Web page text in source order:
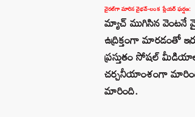
వైరల్‌గా మారిన వైభవ్-లంక ప్లేయర్ ఘర్షణ:
మ్యాచ్ ముగిసిన వెంటనే
ఉద్రిక్తంగా మారడంతో
ప్రస్తుతం సోషల్
చర్చనీయాంశంగా
మారింది.